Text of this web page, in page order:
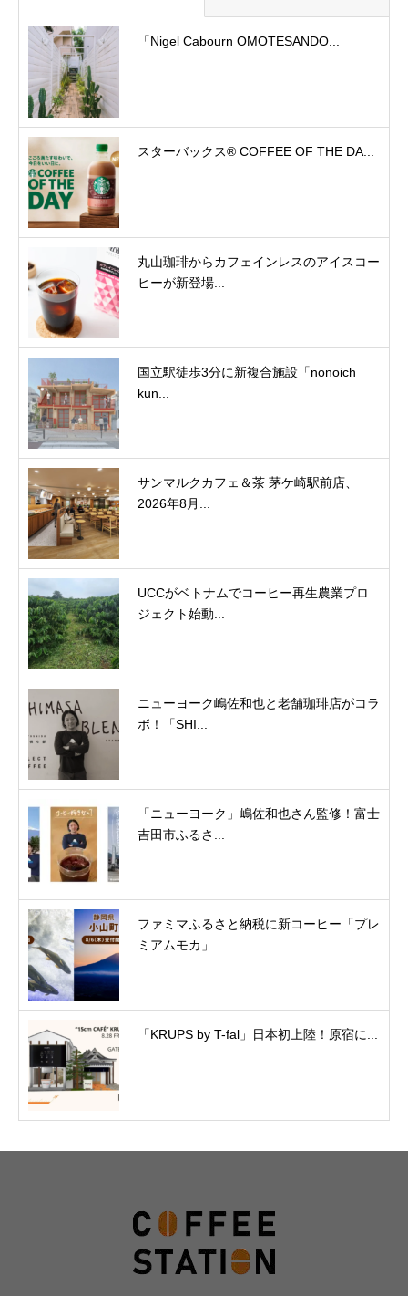
「Nigel Cabourn OMOTESANDO...
スターバックス® COFFEE OF THE DA...
丸山珈琲からカフェインレスのアイスコー
ヒーが新登場...
国立駅徒歩3分に新複合施設「nonoich
kun...
サンマルクカフェ＆茶 茅ケ崎駅前店、
2026年8月...
UCCがベトナムでコーヒー再生農業プロ
ジェクト始動...
ニューヨーク嶋佐和也と老舗珈琲店がコラ
ボ！「SHI...
「ニューヨーク」嶋佐和也さん監修！富士
吉田市ふるさ...
ファミマふるさと納税に新コーヒー「プレ
ミアムモカ」...
「KRUPS by T-fal」日本初上陸！原宿に...